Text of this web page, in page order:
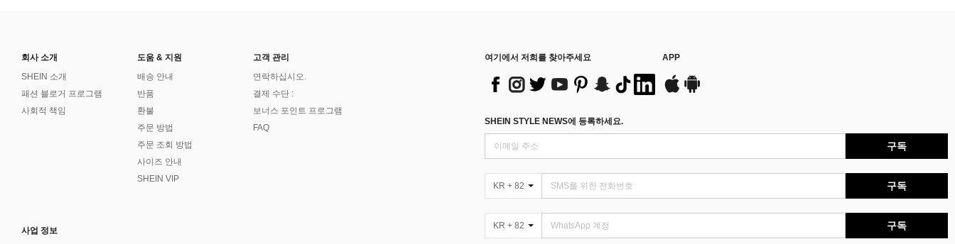
회사 소개
SHEIN 소개
패션 블로거 프로그램
사회적 책임
도움 & 지원
배송 안내
반품
환불
주문 방법
주문 조회 방법
사이즈 안내
SHEIN VIP
고객 관리
연락하십시오.
결제 수단 :
보너스 포인트 프로그램
FAQ
사업 정보
여기에서 저희를 찾아주세요 APP
SHEIN STYLE NEWS에 등록하세요.
구독
KR + 82 구독
KR + 82 구독